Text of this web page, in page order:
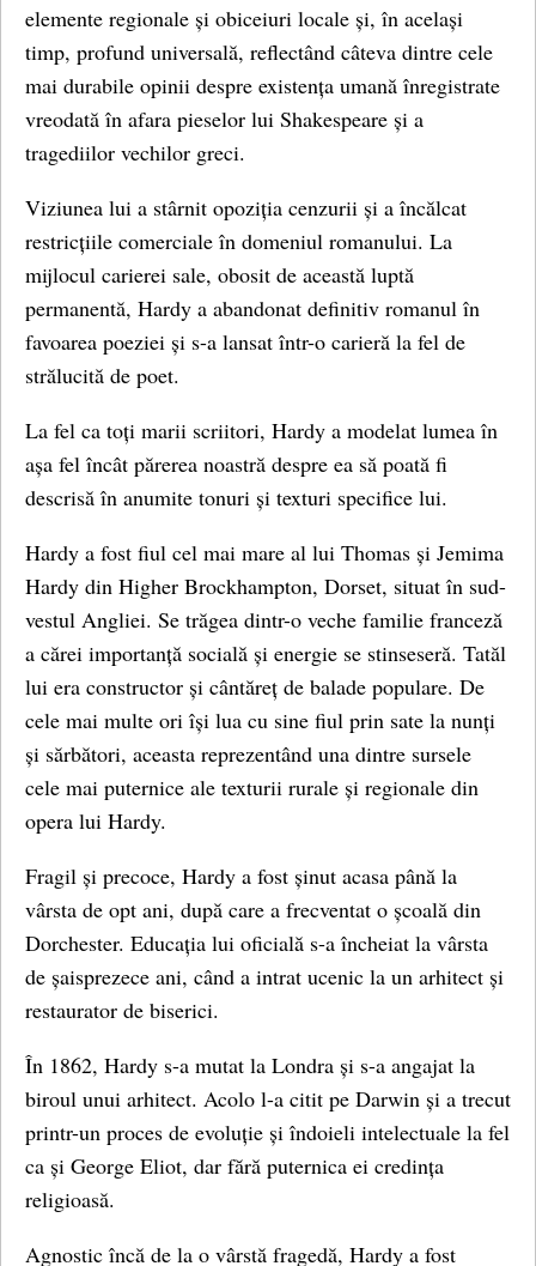
elemente regionale și obiceiuri locale și, în același
timp, profund universală, reflectând câteva dintre cele
mai durabile opinii despre existența umană înregistrate
vreodată în afara pieselor lui Shakespeare și a
tragediilor vechilor greci.
Viziunea lui a stârnit opoziția cenzurii și a încălcat
restricțiile comerciale în domeniul romanului. La
mijlocul carierei sale, obosit de această luptă
permanentă, Hardy a abandonat definitiv romanul în
favoarea poeziei și s-a lansat într-o carieră la fel de
strălucită de poet.
La fel ca toți marii scriitori, Hardy a modelat lumea în
așa fel încât părerea noastră despre ea să poată fi
descrisă în anumite tonuri și texturi specifice lui.
Hardy a fost fiul cel mai mare al lui Thomas și Jemima
Hardy din Higher Brockhampton, Dorset, situat în sud-
vestul Angliei. Se trăgea dintr-o veche familie franceză
a cărei importanță socială și energie se stinseseră. Tatăl
lui era constructor și cântăreț de balade populare. De
cele mai multe ori își lua cu sine fiul prin sate la nunți
și sărbători, aceasta reprezentând una dintre sursele
cele mai puternice ale texturii rurale și regionale din
opera lui Hardy.
Fragil și precoce, Hardy a fost șinut acasa până la
vârsta de opt ani, după care a frecventat o școală din
Dorchester. Educația lui oficială s-a încheiat la vârsta
de șaisprezece ani, când a intrat ucenic la un arhitect și
restaurator de biserici.
În 1862, Hardy s-a mutat la Londra și s-a angajat la
biroul unui arhitect. Acolo l-a citit pe Darwin și a trecut
printr-un proces de evoluție și îndoieli intelectuale la fel
ca și George Eliot, dar fără puternica ei credința
religioasă.
Agnostic încă de la o vârstă fragedă, Hardy a fost